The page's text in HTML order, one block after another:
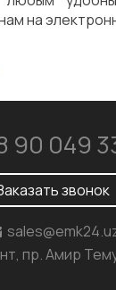
на
90 049
звонок
пр. Амир